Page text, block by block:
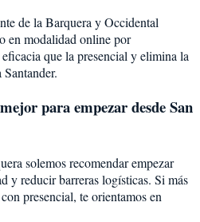
de la Barquera y Occidental
en modalidad online por
que la presencial y elimina la
Santander.
para empezar desde San
solemos recomendar empezar
y reducir barreras logísticas. Si más
presencial, te orientamos en